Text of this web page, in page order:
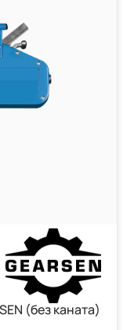
(без каната)